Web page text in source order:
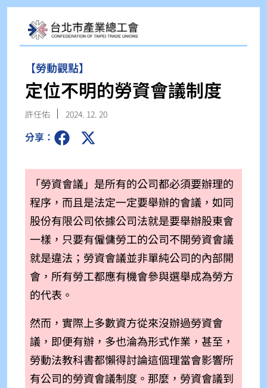
【勞動觀點】
定位不明的勞資會議制度
許任佑 2024. 12. 20
分享：
「勞資會議」是所有的公司都必須要辦理的
程序，而且是法定一定要舉辦的會議，如同
股份有限公司依據公司法就是要舉辦股東會
一樣，只要有僱傭勞工的公司不開勞資會議
就是違法；勞資會議並非單純公司的內部開
會，所有勞工都應有機會參與選舉成為勞方
的代表。
然而，實際上多數資方從來沒辦過勞資會
議，即便有辦，多也淪為形式作業，甚至，
勞動法教科書都懶得討論這個理當會影響所
有公司的勞資會議制度。那麼，勞資會議到